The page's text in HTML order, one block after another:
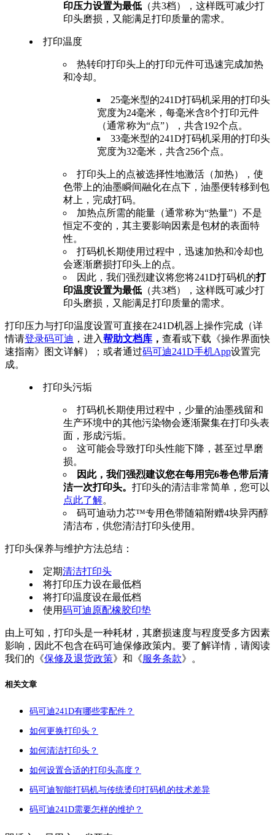
印压力设置为最低 （共3档），这样既可减少打
印头磨损，又能满足打印质量的需求。
打印温度
热转印打印头上的打印元件可迅速完成加热
和冷却。
25毫米型的241D打码机采用的打印头
宽度为24毫米，每毫米含8个打印元件
（通常称为“点”），共含192个点。
33毫米型的241D打码机采用的打印头
宽度为32毫米，共含256个点。
打印头上的点被选择性地激活（加热），使
色带上的油墨瞬间融化在点下，油墨便转移到包
材上，完成打码。
加热点所需的能量（通常称为“热量”）不是
恒定不变的，其主要影响因素是包材的表面特
性。
打码机长期使用过程中，迅速加热和冷却也
会逐渐磨损打印头上的点。
因此，我们强烈建议将您将241D打码机的打
印温度设置为最低 （共3档），这样既可减少打
印头磨损，又能满足打印质量的需求。
打印压力与打印温度设置可直接在241D机器上操作完成（详
情请登录码可迪 ，进入帮助文档库 ， 查看或下载《操作界面快
速指南》图文详解）；或者通过码可迪241D手机App设置完
成。
打印头污垢
打码机长期使用过程中，少量的油墨残留和
生产环境中的其他污染物会逐渐聚集在打印头表
面，形成污垢。
这可能会导致打印头性能下降，甚至过早磨
损。
因此，我们强烈建议您在每用完6卷色带后清
洁一次打印头。 打印头的清洁非常简单，您可以
点此了解。
码可迪动力芯™专用色带随箱附赠4块异丙醇
清洁布，供您清洁打印头使用。
打印头保养与维护方法总结：
定期清洁打印头
将打印压力设在最低档
将打印温度设在最低档
使用码可迪原配橡胶印垫
由上可知，打印头是一种耗材，其磨损速度与程度受多方因素
影响，因此不包含在码可迪保修政策内。要了解详情，请阅读
我们的《保修及退货政策》和《服务条款》。
相关文章
码可迪241D有哪些零配件？
如何更换打印头？
如何清洁打印头？
如何设置合适的打印头高度？
码可迪智能打码机与传统烫印打码机的技术差异
码可迪241D需要怎样的维护？